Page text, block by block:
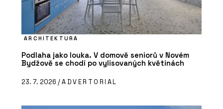
ARCHITEKTURA
Podlaha jako louka. V domově seniorů v Novém
Bydžově se chodí po vylisovaných květinách
23. 7. 2026 /ADVERTORIAL